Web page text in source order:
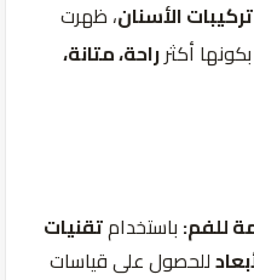
الأسنان، ظهرت
أكثرراحة، متانة،
للفم: باستخدامتقنيات
للحصول على قياسات